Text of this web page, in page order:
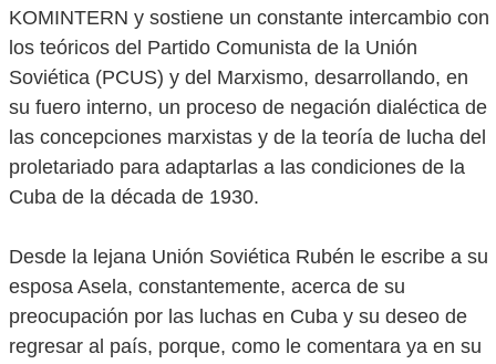
KOMINTERN y sostiene un constante intercambio con
los teóricos del Partido Comunista de la Unión
Soviética (PCUS) y del Marxismo, desarrollando, en
su fuero interno, un proceso de negación dialéctica de
las concepciones marxistas y de la teoría de lucha del
proletariado para adaptarlas a las condiciones de la
Cuba de la década de 1930.
Desde la lejana Unión Soviética Rubén le escribe a su
esposa Asela, constantemente, acerca de su
preocupación por las luchas en Cuba y su deseo de
regresar al país, porque, como le comentara ya en su